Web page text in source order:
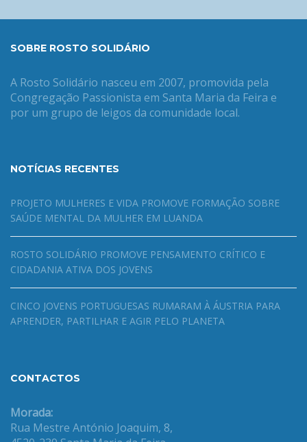
SOBRE ROSTO SOLIDÁRIO
A Rosto Solidário nasceu em 2007, promovida pela
Congregação Passionista em Santa Maria da Feira e
por um grupo de leigos da comunidade local.
NOTÍCIAS RECENTES
PROJETO MULHERES E VIDA PROMOVE FORMAÇÃO SOBRE
SAÚDE MENTAL DA MULHER EM LUANDA
ROSTO SOLIDÁRIO PROMOVE PENSAMENTO CRÍTICO E
CIDADANIA ATIVA DOS JOVENS
CINCO JOVENS PORTUGUESAS RUMARAM À ÁUSTRIA PARA
APRENDER, PARTILHAR E AGIR PELO PLANETA
CONTACTOS
Morada:
Rua Mestre António Joaquim, 8,